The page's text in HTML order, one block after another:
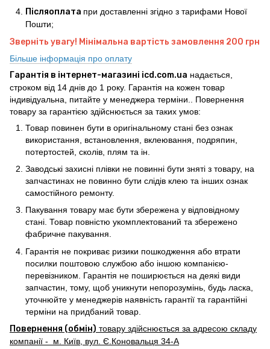
Післяоплата при доставленні згідно з тарифами Нової
Пошти;
Зверніть увагу! Мінімальна вартість замовлення 200 грн
Більше інформація про оплату
Гарантія в інтернет-магазині icd.com.ua надається,
строком від 14 днів до 1 року. Гарантія на кожен товар
індивідуальна, питайте у менеджера терміни.. Повернення
товару за гарантією здійснюється за таких умов:
Товар повинен бути в оригінальному стані без ознак
використання, встановлення, вклеювання, подряпин,
потертостей, сколів, плям та ін.
Заводські захисні плівки не повинні бути зняті з товару, на
запчастинах не повинно бути слідів клею та інших ознак
самостійного ремонту.
Пакування товару має бути збережена у відповідному
стані. Товар повністю укомплектований та збережено
фабричне пакування.
Гарантія не покриває ризики пошкодження або втрати
посилки поштовою службою або іншою компанією-
перевізником. Гарантія не поширюється на деякі види
запчастин, тому, щоб уникнути непорозумінь, будь ласка,
уточнюйте у менеджерів наявність гарантії та гарантійні
терміни на придбаний товар.
Повернення (обмін) товару здійснюється за адресою складу
компанії - м. Київ, вул. Є.Коновальця 34-А